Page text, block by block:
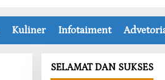
Kuliner Infotaiment
SELAMAT DAN SUKSES